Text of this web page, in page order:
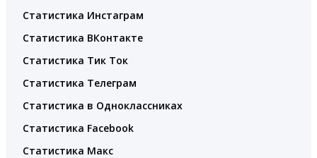
Статистика Инстаграм
Статистика ВКонтакте
Статистика Тик Ток
Статистика Телеграм
Статистика в Одноклассниках
Статистика Facebook
Статистика Макс